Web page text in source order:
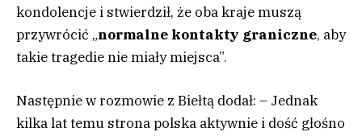
kondolencje i stwierdził, że oba kraje muszą
przywrócić „normalne kontakty graniczne, aby
takie tragedie nie miały miejsca”.
Następnie w rozmowie z Biełtą dodał: – Jednak
kilka lat temu strona polska aktywnie i dość głośno